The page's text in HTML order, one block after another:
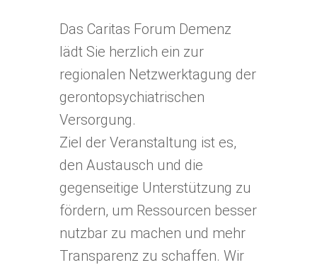
Das Caritas Forum Demenz
lädt Sie herzlich ein zur
regionalen Netzwerktagung der
gerontopsychiatrischen
Versorgung.
Ziel der Veranstaltung ist es,
den Austausch und die
gegenseitige Unterstützung zu
fördern, um Ressourcen besser
nutzbar zu machen und mehr
Transparenz zu schaffen. Wir